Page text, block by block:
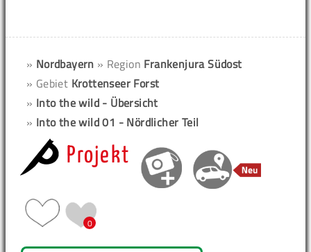
» Nordbayern » Region Frankenjura Südost
» Gebiet Krottenseer Forst
» Into the wild - Übersicht
» Into the wild 01 - Nördlicher Teil
Projekt
0